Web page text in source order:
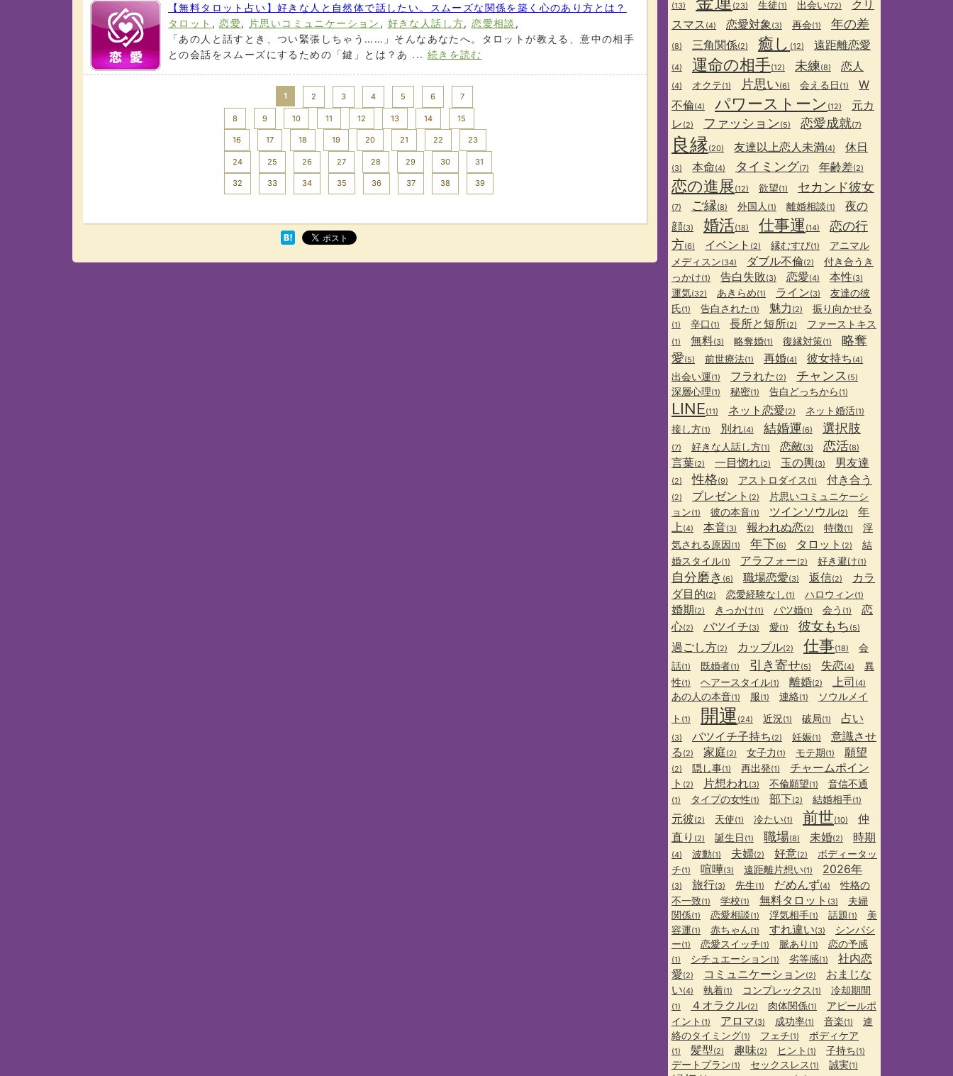
【無料タロット占い】好きな人と自然体で話したい。スムーズな関係を築く心のあり方とは？
タロット ,恋愛, 片思いコミュニケーション , 好きな人話し方,恋愛相談 ,
「あの人と話すとき、つい緊張しちゃう……」そんなあなたへ。タロットが教える、意中の相手
との会話をスムーズにするための「鍵」とは？あ ... 続きを読む
1 2 3 4 5 6 7
8 9 10 11 12 13 14 15
16 17 18 19 20 21 22 23
24 25 26 27 28 29 30 31
32 33 34 35 36 37 38 39
(13) (23) 生徒(1) 出会い(72)
クリ
スマス (4) 恋愛対象(3) 再会(1) 年の差
(8) 三角関係(2) 癒し (12) 遠距離恋愛
(4) 運命の相手(12) 未練(8) 恋人
(4) オクテ(1) 片思い(6) 会える日 (1)
W
不倫(4) パワーストーン (12)
元カ
レ (2) ファッション(5) 恋愛成就(7)
良縁(20) 友達以上恋人未満(4) 休日
(3) 本命(4) タイミング(7) 年齢差(2)
恋の進展(12) 欲望(1) セカンド彼女
(7) ご縁(8) 外国人 (1) 離婚相談(1)
夜の
顔(3) 婚活(18) 仕事運 (14)
恋の行
方(6) イベント (2) 縁むすび(1)
アニマル
メディスン(34) ダブル不倫(2)
付き合うき
っかけ(1) 告白失敗(3) 恋愛(4) 本性(3)
運気(32) あきらめ(1) ライン(3)
友達の彼
氏(1) 告白された (1) 魅力 (2) 振り向かせる
(1) 辛口 (1) 長所と短所(2) ファーストキス
(1) 無料(3) 略奪婚(1) 復縁対策(1)
略奪
愛(5) 前世療法(1) 再婚(4) 彼女持ち (4)
出会い運(1) フラれた (2) チャンス (5)
深層心理(1) 秘密(1) 告白どっちから (1)
LINE(11) ネット恋愛(2) ネット婚活(1)
接し方(1) 別れ(4) 結婚運(6) 選択肢
(7) 好きな人話し方(1) 恋敵(3) 恋活(8)
言葉(2) 一目惚れ(2) 玉の輿(3) 男友達
(2) 性格(9) アストロダイス (1) 付き合う
(2) プレゼント (2)
片思いコミュニケーシ
ョン(1) 彼の本音(1) ツインソウル(2)
年
上(4) 本音(3) 報われぬ恋(2) 特徴(1)
浮
気される原因(1) 年下(6) タロット (2)
結
婚スタイル(1) アラフォー(2) 好き避け(1)
自分磨き (6) 職場恋愛(3) 返信(2)
カラ
ダ目的(2) 恋愛経験なし (1) ハロウィン(1)
婚期(2) きっかけ(1) バツ婚(1) 会う (1)
恋
心(2) バツイチ(3) 愛(1) 彼女もち (5)
過ごし方(2) カップル(2) 仕事(18)
会
話(1) 既婚者(1) 引き寄せ(5) 失恋(4)
異
性(1) ヘアースタイル(1) 離婚(2) 上司 (4)
あの人の本音(1) 服(1) 連絡(1)
ソウルメイ
ト (1) 開運 (24) 近況 (1) 破局(1) 占い
(3) バツイチ子持ち (2) 妊娠(1)
意識させ
る (2) 家庭(2) 女子力 (1) モテ期(1) 願望
(2) 隠し事(1) 再出発(1)
チャームポイン
ト (2) 片想われ(3) 不倫願望(1) 音信不通
(1) タイプの女性(1) 部下(2) 結婚相手(1)
元彼(2) 天使(1) 冷たい(1) 前世(10)
仲
直り (2) 誕生日 (1) 職場(8) 未婚(2) 時期
(4) 波動(1) 夫婦(2) 好意(2)
ボディータッ
チ(1) 喧嘩(3) 遠距離片想い(1) 2026年
(3) 旅行(3) 先生(1) だめんず(4)
性格の
不一致(1) 学校(1) 無料タロット (3)
夫婦
関係(1) 恋愛相談(1) 浮気相手(1) 話題(1)
美
容運(1) 赤ちゃん(1) すれ違い(3)
シンパシ
ー(1) 恋愛スイッチ(1) 脈あり (1) 恋の予感
(1) シチュエーション(1) 劣等感(1)
社内恋
愛(2) コミュニケーション(2)
おまじな
い(4) 執着(1) コンプレックス (1) 冷却期間
(1) ４オラクル(2) 肉体関係(1)
アピールポ
イント (1) アロマ(3) 成功率(1) 音楽(1)
連
絡のタイミング(1) フェチ(1) ボディケア
(1) 髪型(2) 趣味(2) ヒント (1) 子持ち(1)
デートプラン(1) セックスレス (1) 誠実(1)